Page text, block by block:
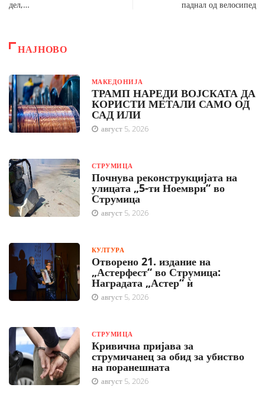
дел,…
паднал од велосипед
НАЈНОВО
МАКЕДОНИЈА
ТРАМП НАРЕДИ ВОЈСКАТА ДА
КОРИСТИ МЕТАЛИ САМО ОД
САД ИЛИ
август 5, 2026
СТРУМИЦА
Почнува реконструкцијата на
улицата „5-ти Ноември“ во
Струмица
август 5, 2026
КУЛТУРА
Отворено 21. издание на
„Астерфест“ во Струмица:
Наградата „Астер“ ѝ
август 5, 2026
СТРУМИЦА
Кривична пријава за
струмичанец за обид за убиство
на поранешната
август 5, 2026